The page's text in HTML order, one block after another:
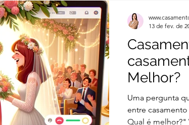
Melhor?
Uma pergunta
entre
Qual é melhor?"
13 de fev. de